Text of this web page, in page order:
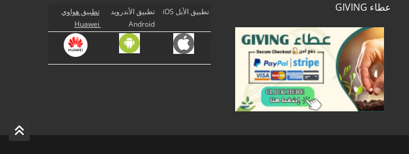
عطاء GIVING تطبيق الأبل iOS
تطبيق الأندرويد
Android
تطبيق هواوي